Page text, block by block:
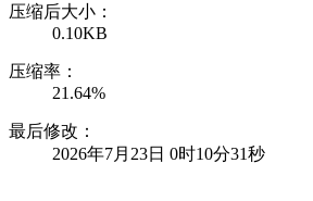
压缩后大小：
0.10KB
压缩率：
21.64%
最后修改：
2026年7月23日 0时10分31秒